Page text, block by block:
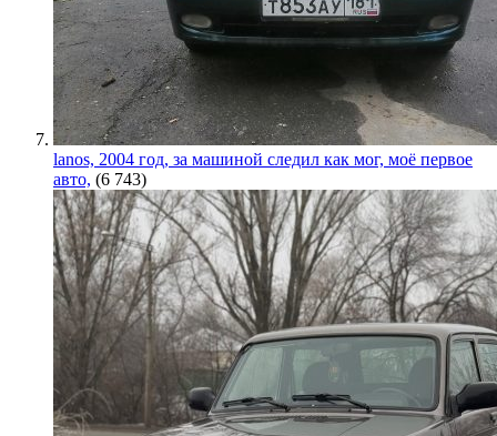
lanos, 2004 год, за машиной следил как мог, моё первое
авто, (6 743)